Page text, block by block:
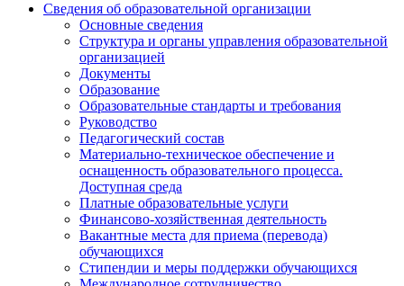
Сведения об образовательной организации
Основные сведения
Структура и органы управления образовательной
организацией
Документы
Образование
Образовательные стандарты и требования
Руководство
Педагогический состав
Материально-техническое обеспечение и
оснащенность образовательного процесса.
Доступная среда
Платные образовательные услуги
Финансово-хозяйственная деятельность
Вакантные места для приема (перевода)
обучающихся
Стипендии и меры поддержки обучающихся